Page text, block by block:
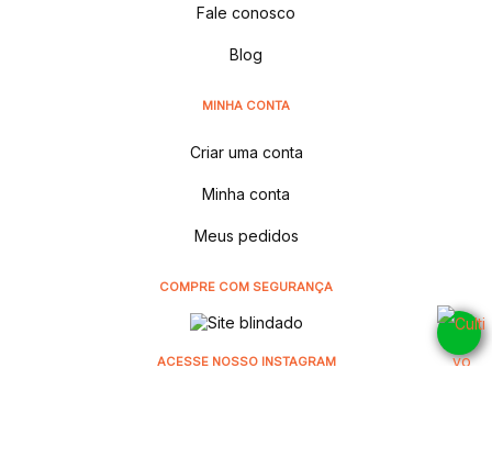
Fale conosco
Blog
MINHA CONTA
Criar uma conta
Minha conta
Meus pedidos
COMPRE COM SEGURANÇA
ACESSE NOSSO INSTAGRAM